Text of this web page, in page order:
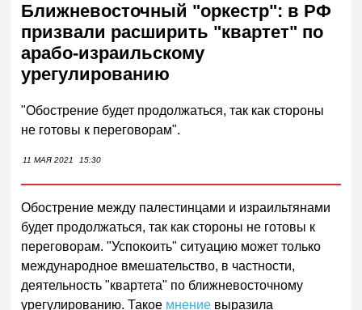
Ближневосточный "оркестр": в РФ
призвали расширить "квартет" по
арабо-израильскому
урегулированию
"Обострение будет продолжаться, так как стороны
не готовы к переговорам".
11 МАЯ 2021 15:30
Обострение между палестинцами и израильтянами
будет продолжаться, так как стороны не готовы к
переговорам. "Успокоить" ситуацию может только
международное вмешательство, в частности,
деятельность "квартета" по ближневосточному
урегулированию. Такое мнение выразила